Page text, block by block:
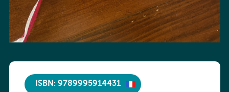
ISBN: 9789995914431